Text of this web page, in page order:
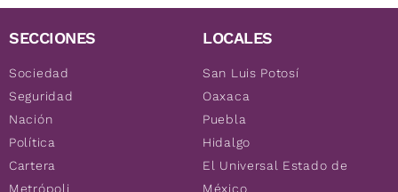
SECCIONES
Sociedad
Seguridad
Nación
Política
Cartera
Metrópoli
LOCALES
San Luis Potosí
Oaxaca
Puebla
Hidalgo
El Universal Estado de
México